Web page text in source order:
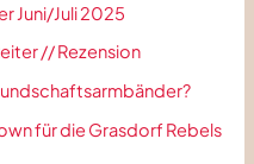
Juni/Juli 2025
// Rezension
für die Grasdorf Rebels